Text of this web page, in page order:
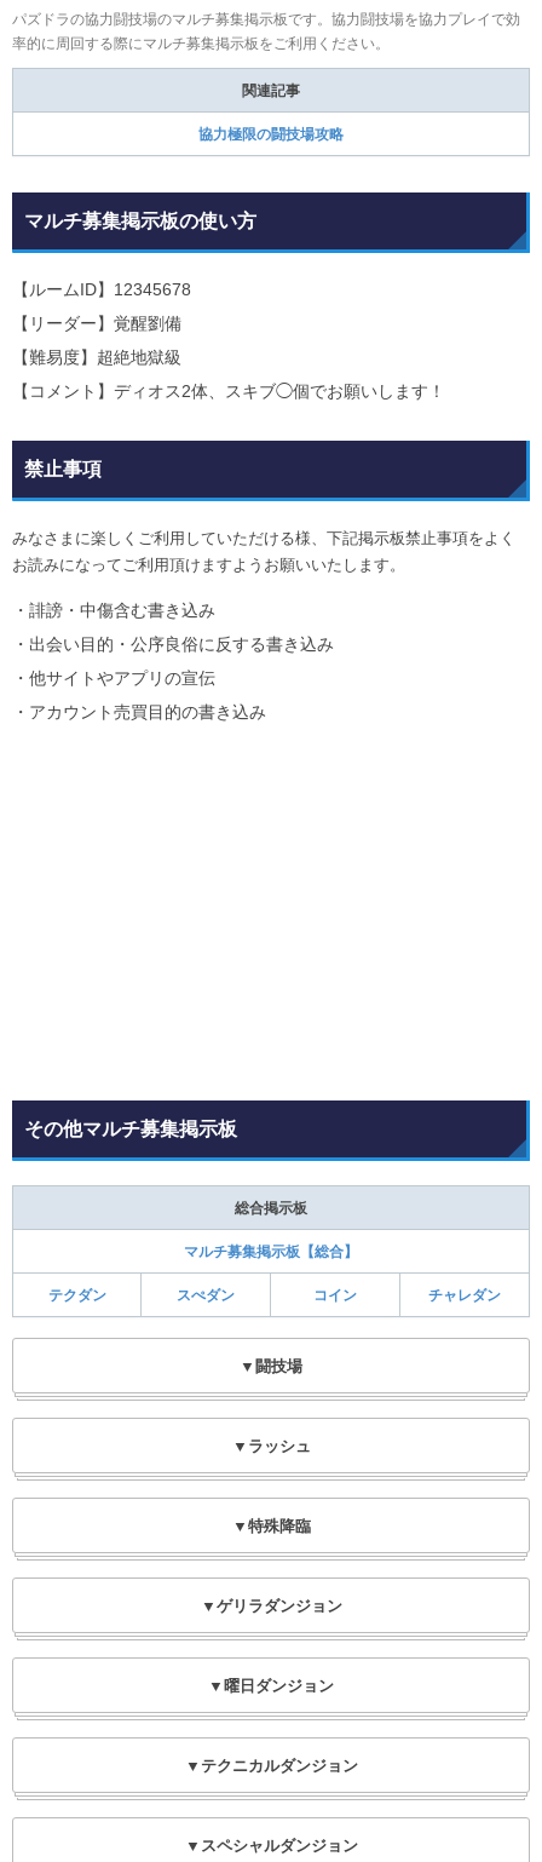
パズドラの協力闘技場のマルチ募集掲示板です。協力闘技場を協力プレイで効
率的に周回する際にマルチ募集掲示板をご利用ください。
関連記事
協力極限の闘技場攻略
マルチ募集掲示板の使い方
【ルームID】12345678
【リーダー】覚醒劉備
【難易度】超絶地獄級
【コメント】ディオス2体、スキブ◯個でお願いします！
禁止事項
みなさまに楽しくご利用していただける様、下記掲示板禁止事項をよく
お読みになってご利用頂けますようお願いいたします。
・誹謗・中傷含む書き込み
・出会い目的・公序良俗に反する書き込み
・他サイトやアプリの宣伝
・アカウント売買目的の書き込み
その他マルチ募集掲示板
総合掲示板
マルチ募集掲示板【総合】
テクダン スぺダン コイン チャレダン
▼闘技場
▼ラッシュ
▼特殊降臨
▼ゲリラダンジョン
▼曜日ダンジョン
▼テクニカルダンジョン
▼スペシャルダンジョン